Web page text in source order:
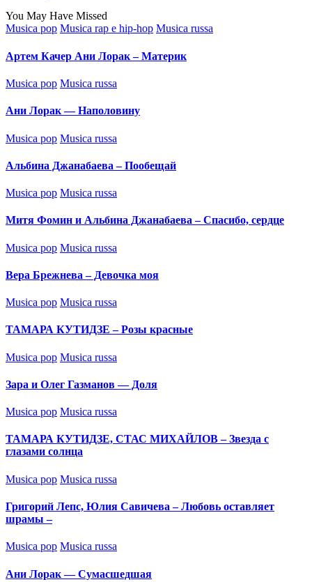
You May Have Missed
Posted
Musica pop Musica rap e hip-hop Musica russa
Артем Качер Ани Лорак – Материк
Posted
Musica pop Musica russa
Ани Лорак — Наполовину
Posted
Musica pop Musica russa
Альбина Джанабаева – Пообещай
Posted
Musica pop Musica russa
Митя Фомин и Альбина Джанабаева – Спасибо, сердце
Posted
Musica pop Musica russa
Вера Брежнева – Девочка моя
Posted
Musica pop Musica russa
ТАМАРА КУТИДЗЕ – Розы красные
Posted
Musica pop Musica russa
Зара и Олег Газманов — Доля
Posted
Musica pop Musica russa
ТАМАРА КУТИДЗЕ, СТАС МИХАЙЛОВ – Звезда с
глазами солнца
Posted
Musica pop Musica russa
Григорий Лепс, Юлия Савичева – Любовь оставляет
шрамы –
Posted
Musica pop Musica russa
Ани Лорак — Сумасшедшая